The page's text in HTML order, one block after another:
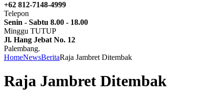
+62 812-7148-4999
Telepon
Senin - Sabtu 8.00 - 18.00
Minggu TUTUP
Jl. Hang Jebat No. 12
Palembang.
HomeNewsBeritaRaja Jambret Ditembak
Raja Jambret Ditembak